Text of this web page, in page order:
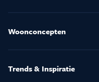
Kasten
Karpetten
Woonconcepten
Trends & Inspiratie